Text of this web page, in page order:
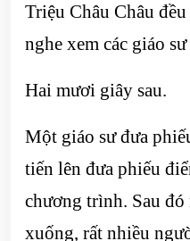
Triệu Châu Châu
nghe xem các giáo
Hai mươi giây sau.
Một giáo sư đưa
tiến lên đưa phiếu
chương trình. Sau
xuống, rất nhiều